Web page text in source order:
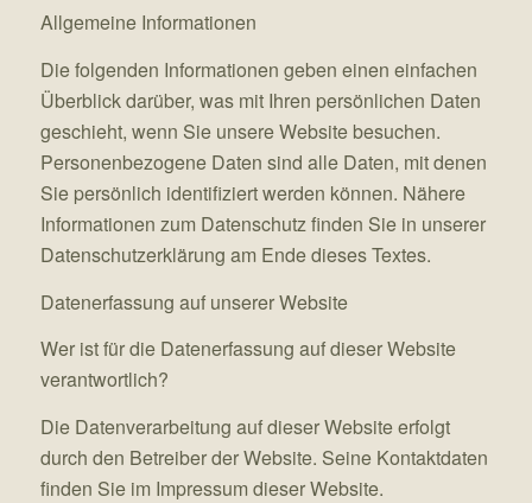
Allgemeine Informationen
Die folgenden Informationen geben einen einfachen
Überblick darüber, was mit Ihren persönlichen Daten
geschieht, wenn Sie unsere Website besuchen.
Personenbezogene Daten sind alle Daten, mit denen
Sie persönlich identifiziert werden können. Nähere
Informationen zum Datenschutz finden Sie in unserer
Datenschutzerklärung am Ende dieses Textes.
Datenerfassung auf unserer Website
Wer ist für die Datenerfassung auf dieser Website
verantwortlich?
Die Datenverarbeitung auf dieser Website erfolgt
durch den Betreiber der Website. Seine Kontaktdaten
finden Sie im Impressum dieser Website.